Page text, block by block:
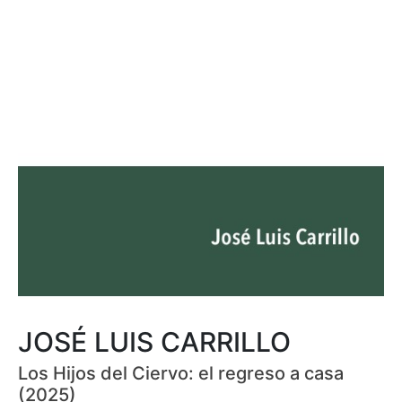
JOSÉ LUIS CARRILLO
Los Hijos del Ciervo: el regreso a casa
(2025)